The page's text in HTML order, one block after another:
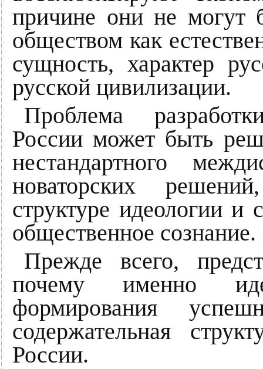
причине они не могут
обществом как
сущность, характер
русской цивилизации.
Проблема
России может быть
нестандартного
новаторских
структуре идеологии и
общественное сознание.
Прежде всего,
почему именно
формирования
содержательная
России.